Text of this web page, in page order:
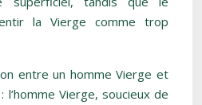
la Vierge comme trop
entre un homme Vierge et
Vierge, soucieux de